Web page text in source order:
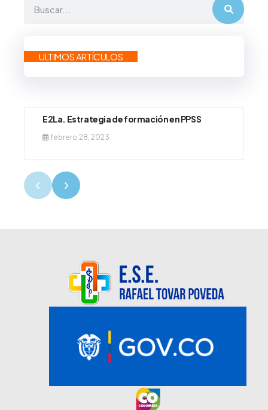
ULTIMOS ARTÍCULOS
E2La. Estrategia de formación en PPSS
febrero 28, 2023